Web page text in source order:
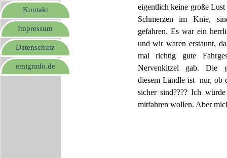
Kontakt
Impressum
Datenschutz
emigrado.de
eigentlich keine große
Schmerzen im Knie,
gefahren. Es war ein
und wir waren erstaunt,
mal richtig gute
Nervenkitzel gab. Die
diesem Ländle ist nur, ob
sicher sind???? Ich
mitfahren wollen. Aber